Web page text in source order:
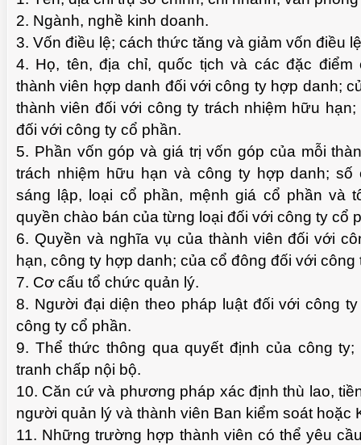
2. Ngành, nghề kinh doanh.
3. Vốn điều lệ; cách thức tăng và giảm vốn điều
4. Họ, tên, địa chỉ, quốc tịch và các đặc
thành viên hợp danh đối với công ty hợp danh;
thành viên đối với công ty trách nhiệm hữu
đối với công ty cổ phần.
5. Phần vốn góp và giá trị vốn góp của mỗi
trách nhiệm hữu hạn và công ty hợp danh; số
sáng lập, loại cổ phần, mệnh giá cổ phần và
quyền chào bán của từng loại đối với công ty cổ
6. Quyền và nghĩa vụ của thành viên đối với
hạn, công ty hợp danh; của cổ đông đối với công
7. Cơ cấu tổ chức quản lý.
8. Người đại diện theo pháp luật đối với công
công ty cổ phần.
9. Thể thức thông qua quyết định của công ty;
tranh chấp nội bộ.
10. Căn cứ và phương pháp xác định thù lao,
người quản lý và thành viên Ban kiểm soát hoặc
11. Những trường hợp thành viên có thể yêu